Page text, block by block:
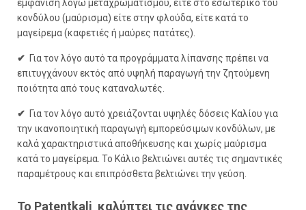
εμφάνιση λόγω μεταχρωματισμού, είτε στο εσωτερικό του
κονδύλου (μαύρισμα) είτε στην φλούδα, είτε κατά το
μαγείρεμα (καφετιές ή μαύρες πατάτες).
✔ Για τον λόγο αυτό τα προγράμματα λίπανσης πρέπει να
επιτυγχάνουν εκτός από υψηλή παραγωγή την ζητούμενη
ποιότητα από τους καταναλωτές.
✔ Για τον λόγο αυτό χρειάζονται υψηλές δόσεις Καλίου για
την ικανοποιητική παραγωγή εμπορεύσιμων κονδύλων, με
καλά χαρακτηριστικά αποθήκευσης και χωρίς μαύρισμα
κατά το μαγείρεμα. Το Κάλιο βελτιώνει αυτές τις σημαντικές
παραμέτρους και επιπρόσθετα βελτιώνει την γεύση.
Το Patentkali καλύπτει τις ανάγκες της